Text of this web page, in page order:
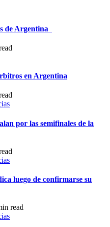
de Argentina
en Argentina
por las semifinales de la
luego de confirmarse su
read